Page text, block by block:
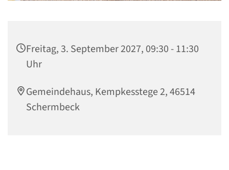
Freitag, 3. September 2027, 09:30 - 11:30
Uhr
Gemeindehaus, Kempkesstege 2, 46514
Schermbeck